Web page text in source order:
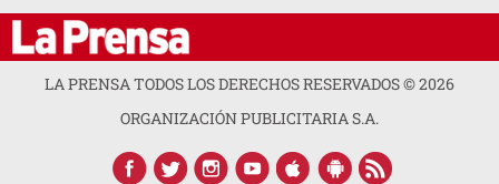
LA PRENSA TODOS LOS DERECHOS RESERVADOS ©2026
ORGANIZACIÓN PUBLICITARIA S.A.